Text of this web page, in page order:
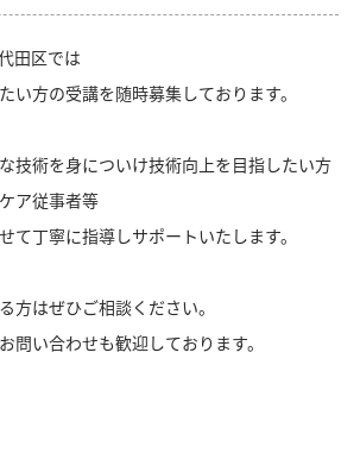
田区では
い方の受講を随時募集しております。
技術を身についけ技術向上を目指したい方
ア従事者等
て丁寧に指導しサポートいたします。
方はぜひご相談ください。
問い合わせも歓迎しております。